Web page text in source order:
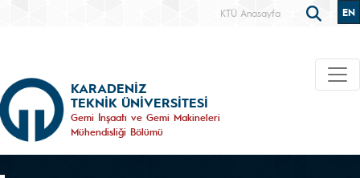
KTÜ Anasayfa EN
KARADENİZ
TEKNİK ÜNİVERSİTESİ
Gemi İnşaatı ve Gemi Makineleri
Mühendisliği Bölümü